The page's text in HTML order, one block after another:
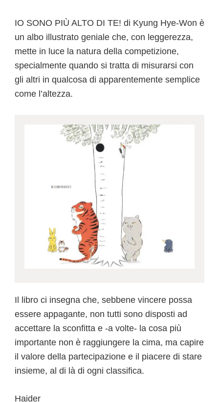
IO SONO PIÙ ALTO DI TE! di Kyung Hye-Won è
un albo illustrato geniale che, con leggerezza,
mette in luce la natura della competizione,
specialmente quando si tratta di misurarsi con
gli altri in qualcosa di apparentemente semplice
come l’altezza.
Il libro ci insegna che, sebbene vincere possa
essere appagante, non tutti sono disposti ad
accettare la sconfitta e -a volte- la cosa più
importante non è raggiungere la cima, ma capire
il valore della partecipazione e il piacere di stare
insieme, al di là di ogni classifica.
Haider